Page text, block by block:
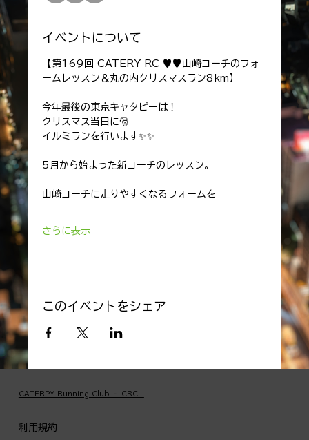
イベントについて
【第169回 CATERY RC ♥♥山崎コーチのフォ
ームレッスン＆丸の内クリスマスラン8km】
今年最後の東京キャタピーは！
クリスマス当日に🎅
イルミランを行います✨️✨️
5月から始まった新コーチのレッスン。
山崎コーチに走りやすくなるフォームを
さらに表示
このイベントをシェア
​CATERPY Running Club ‐ CRC -
利用規約